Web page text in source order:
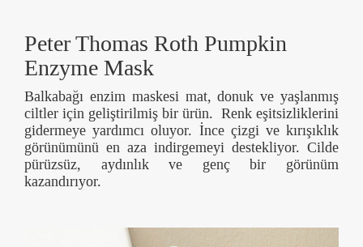
Peter Thomas Roth Pumpkin
Enzyme Mask
Balkabağı enzim maskesi mat, donuk ve yaşlanmış
ciltler için geliştirilmiş bir ürün. Renk eşitsizliklerini
gidermeye yardımcı oluyor. İnce çizgi ve kırışıklık
görünümünü en aza indirgemeyi destekliyor. Cilde
pürüzsüz, aydınlık ve genç bir görünüm
kazandırıyor.